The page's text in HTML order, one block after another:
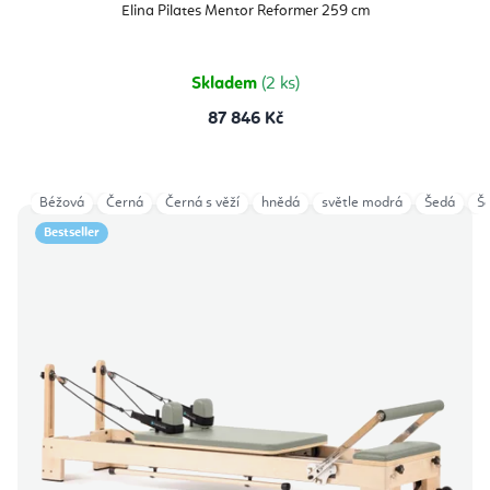
Elina Pilates Mentor Reformer 259 cm
produktu
je
hvězdiček.
Skladem (2 ks)
87 846 Kč
Bestseller
Béžová Černá Černá s věží hnědá světle modrá Šedá